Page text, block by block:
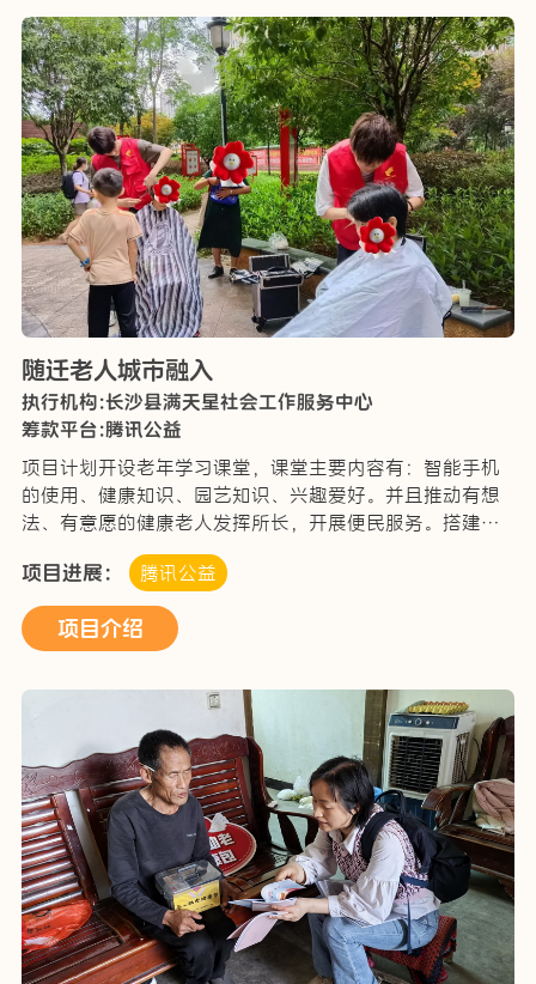
随迁老人城市融入
执行机构:长沙县满天星社会工作服务中心
筹款平台:腾讯公益
项目计划开设老年学习课堂，课堂主要内容有：智能手机
的使用、健康知识、园艺知识、兴趣爱好。并且推动有想
法、有意愿的健康老人发挥所长，开展便民服务。搭建老
年互助网络组织低龄老人成为老志愿者服务队成员，为高
齡、行动不便老人开展上门理发、上门探望、生活料理、
助…
项目进展： 腾讯公益
项目介绍